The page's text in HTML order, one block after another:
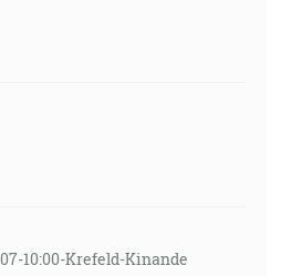
10:00-Krefeld-Kinande